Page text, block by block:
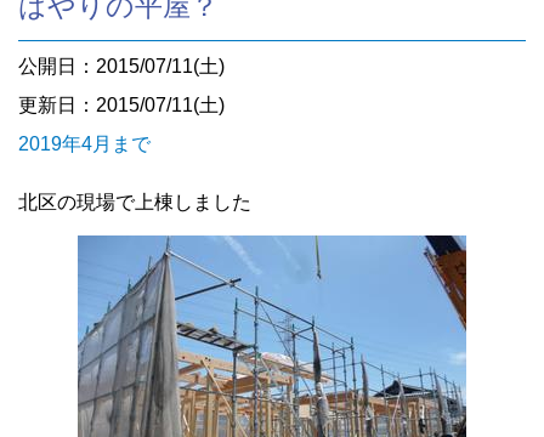
公開日：2015/07/11(土)
更新日：2015/07/11(土)
2019年4月まで
北区の現場で上棟しました